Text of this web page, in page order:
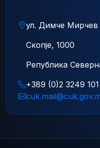
ул. Димче Мирчев
Скопје, 1000
Република
+389 (0)2 3249 101